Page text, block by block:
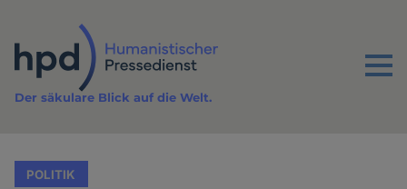
Inhalt
Menu
Der säkulare Blick auf die Welt.
POLITIK